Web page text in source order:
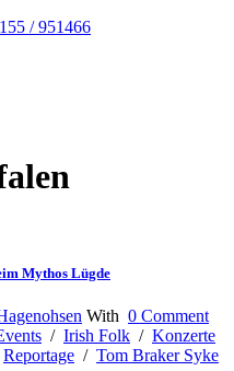
/ 951466
Mythos Lügde
With 0 Comment
/ Irish Folk / Konzerte
Reportage / Tom Braker Syke